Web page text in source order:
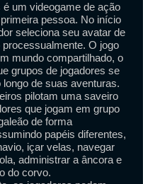
é um videogame de ação
pessoa. No início
seleciona seu avatar de
processualmente. O jogo
mundo compartilhado, o
grupos de jogadores se
longo de suas aventuras.
pilotam uma saveiro
que jogam em grupo
de forma
papéis diferentes,
içar velas, navegar
administrar a âncora e
do corvo.